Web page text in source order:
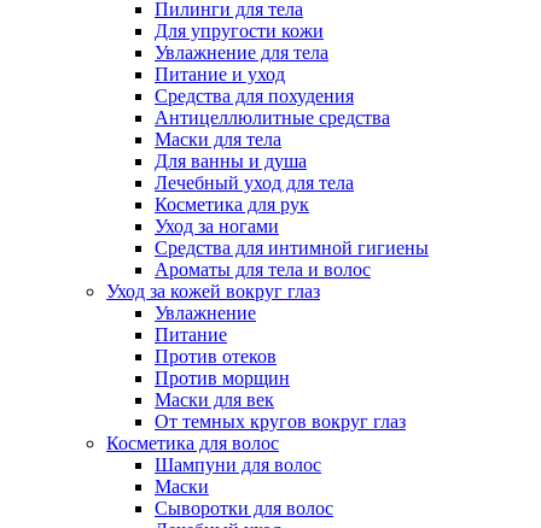
Пилинги для тела
Для упругости кожи
Увлажнение для тела
Питание и уход
Средства для похудения
Антицеллюлитные средства
Маски для тела
Для ванны и душа
Лечебный уход для тела
Косметика для рук
Уход за ногами
Средства для интимной гигиены
Ароматы для тела и волос
Уход за кожей вокруг глаз
Увлажнение
Питание
Против отеков
Против морщин
Маски для век
От темных кругов вокруг глаз
Косметика для волос
Шампуни для волос
Маски
Сыворотки для волос